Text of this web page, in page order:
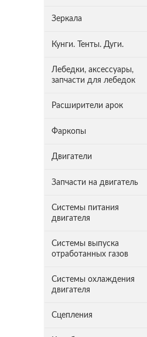
Зеркала
Кунги. Тенты. Дуги.
Лебедки, аксессуары,
запчасти для лебедок
Расширители арок
Фаркопы
Двигатели
Запчасти на двигатель
Системы питания
двигателя
Системы выпуска
отработанных газов
Системы охлаждения
двигателя
Сцепления